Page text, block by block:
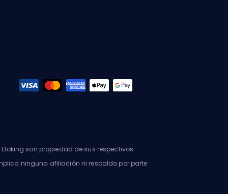
son propiedad de sus respectivos
ninguna afiliación ni respaldo por parte